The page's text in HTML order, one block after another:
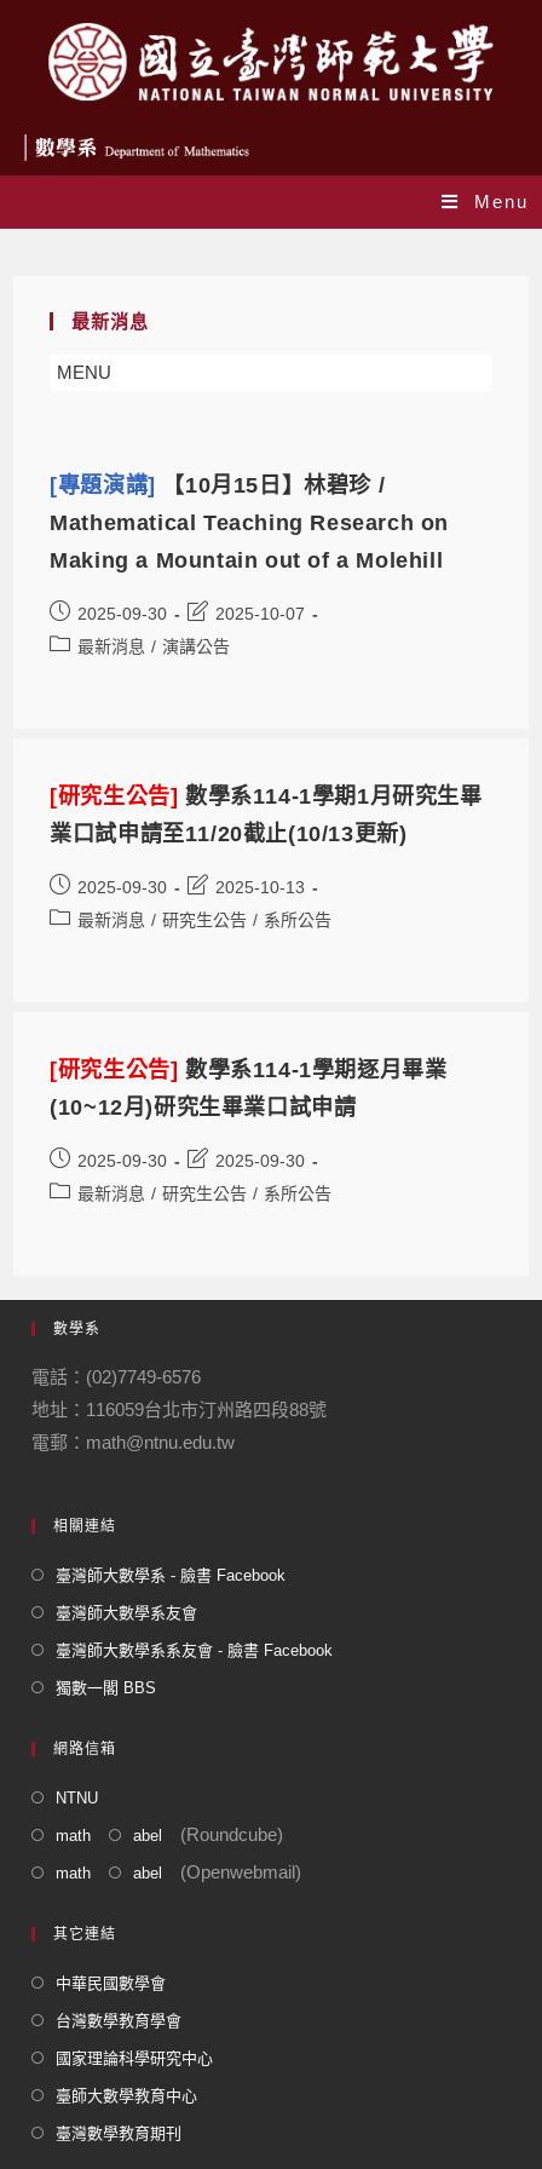
Menu
最新消息
MENU
[專題演講]
【10月15日】林碧珍 /
Mathematical Teaching Research on
Making a Mountain out of a Molehill
2025-09-30
2025-10-07
最新消息 / 演講公告
[研究生公告]數學系114-1學期1月研究生畢
業口試申請至11/20截止(10/13更新)
2025-09-30
2025-10-13
最新消息 / 研究生公告 / 系所公告
[研究生公告]數學系114-1學期逐月畢業
(10~12月)研究生畢業口試申請
2025-09-30
2025-09-30
最新消息 / 研究生公告 / 系所公告
數學系
電話：(02)7749-6576
地址：116059台北市汀州路四段88號
電郵：math@ntnu.edu.tw
相關連結
臺灣師大數學系 - 臉書 Facebook
臺灣師大數學系友會
臺灣師大數學系系友會 - 臉書 Facebook
獨數一閣 BBS
網路信箱
NTNU
math abel (Roundcube)
math abel (Openwebmail)
其它連結
中華民國數學會
台灣數學教育學會
國家理論科學研究中心
臺師大數學教育中心
臺灣數學教育期刊